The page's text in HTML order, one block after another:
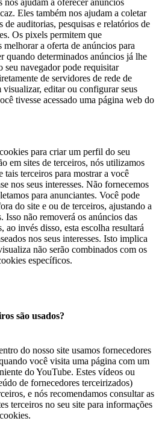
nos ajudam a oferecer anúncios
Eles também nos ajudam a coletar
de auditorias, pesquisas e relatórios de
Os pixels permitem que
melhorar a oferta de anúncios para
quando determinados anúncios já lhe
seu navegador pode requisitar
de servidores de rede de
visualizar, editar ou configurar seus
tivesse acessado uma página web do
para criar um perfil do seu
em sites de terceiros, nós utilizamos
tais terceiros para mostrar a você
nos seus interesses. Não fornecemos
para anunciantes. Você pode
do site e ou de terceiros, ajustando a
Isso não removerá os anúncios das
ao invés disso, esta escolha resultará
nos seus interesses. Isto implica
não serão combinados com os
específicos.
são usados?
do nosso site usamos fornecedores
você visita uma página com um
do YouTube. Estes vídeos ou
de fornecedores terceirizados)
e nós recomendamos consultar as
terceiros no seu site para informações